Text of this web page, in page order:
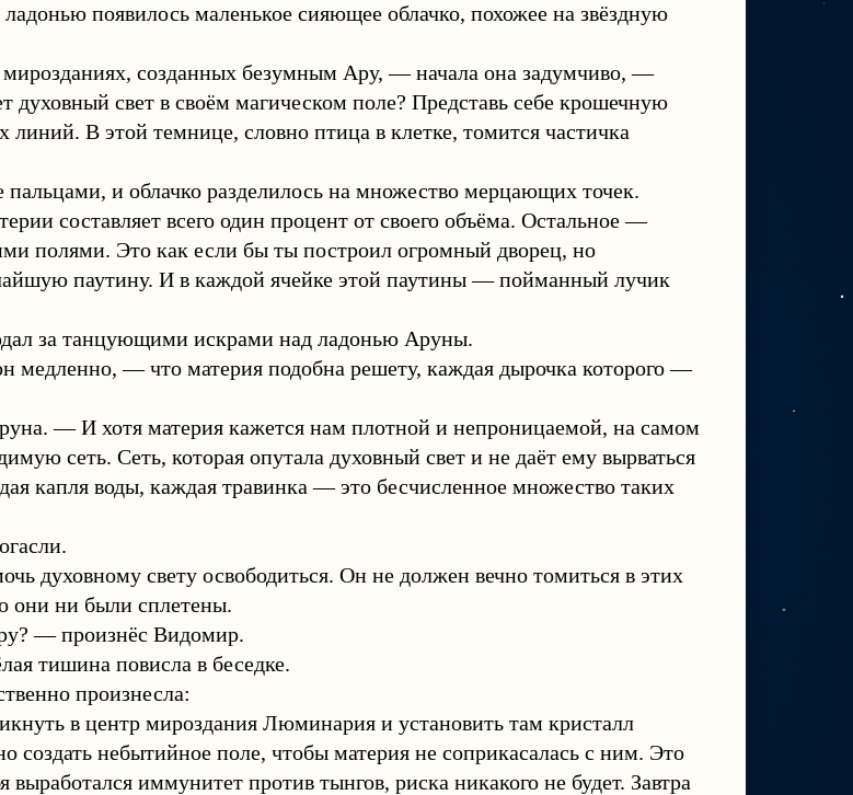
появилось маленькое сияющее облачко, похожее на звёздную
созданных безумным Ару, — начала она задумчиво, —
духовный свет в своём магическом поле? Представь себе крошечную
В этой темнице, словно птица в клетке, томится частичка
пальцами, и облачко разделилось на множество мерцающих точек.
составляет всего один процент от своего объёма. Остальное —
полями. Это как если бы ты построил огромный дворец, но
паутину. И в каждой ячейке этой паутины — пойманный лучик
за танцующими искрами над ладонью Аруны.
медленно, — что материя подобна решету, каждая дырочка которого —
— И хотя материя кажется нам плотной и непроницаемой, на самом
сеть. Сеть, которая опутала духовный свет и не даёт ему вырваться
капля воды, каждая травинка — это бесчисленное множество таких
духовному свету освободиться. Он не должен вечно томиться в этих
они ни были сплетены.
— произнёс Видомир.
тишина повисла в беседке.
произнесла:
в центр мироздания Люминария и установить там кристалл
создать небытийное поле, чтобы материя не соприкасалась с ним. Это
выработался иммунитет против тынгов, риска никакого не будет. Завтра